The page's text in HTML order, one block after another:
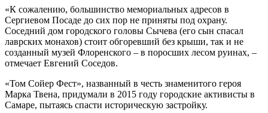
«К сожалению, большинство мемориальных адресов в
Сергиевом Посаде до сих пор не приняты под охрану.
Соседний дом городского головы Сычева (его сын спасал
лаврских монахов) стоит обгоревший без крыши, так и не
созданный музей Флоренского – в поросших лесом руинах, –
отмечает Евгений Соседов.
«Том Сойер Фест», названный в честь знаменитого героя
Марка Твена, придумали в 2015 году городские активисты в
Самаре, пытаясь спасти историческую застройку.